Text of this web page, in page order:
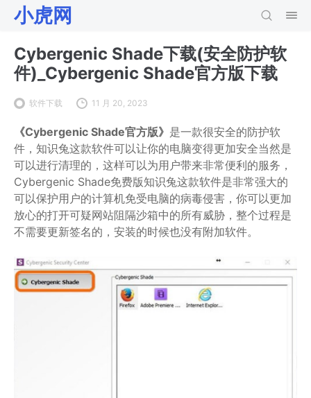
小虎网
Cybergenic Shade下载(安全防护软
件)_Cybergenic Shade官方版下载
软件下载 11 月 20, 2023
《Cybergenic Shade官方版》 是一款很安全的防护软
件，知识兔这款软件可以让你的电脑变得更加安全当然是
可以进行清理的，这样可以为用户带来非常便利的服务，
Cybergenic Shade免费版知识兔这款软件是非常强大的
可以保护用户的计算机免受电脑的病毒侵害，你可以更加
放心的打开可疑网站阻隔沙箱中的所有威胁，整个过程是
不需要更新签名的，安装的时候也没有附加软件。